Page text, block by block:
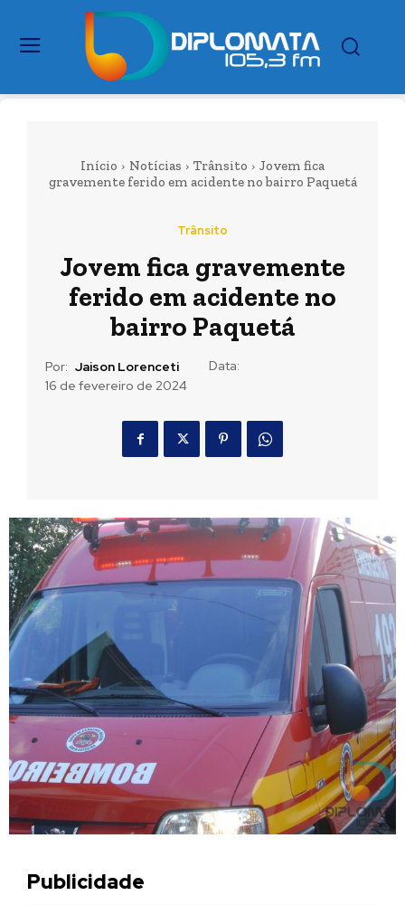
Início Notícias Trânsito
Jovem fica
gravemente ferido em acidente no bairro Paquetá
Trânsito
Jovem fica gravemente
ferido em acidente no
bairro Paquetá
Por: Jaison Lorenceti
Data:
16 de fevereiro de 2024
Publicidade